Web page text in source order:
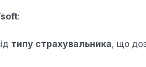
:
типу страхувальника, що